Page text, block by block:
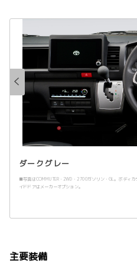
ダークグレー
■写真はCOMMUTER・2WD・2700ガソリン・GL。ボディ
イドドアはメーカーオプション。
主要装備